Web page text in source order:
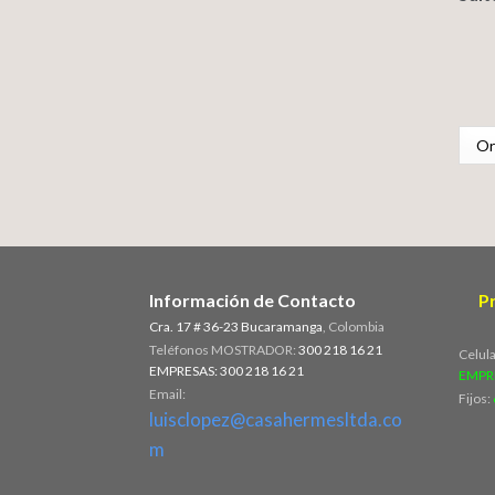
Información de Contacto
Cra. 17 # 36-23 Bucaramanga, Colombia
Teléfonos MOSTRADOR: 300 218 16 21
EMPRESAS: 300 218 16 21
Email:
luisclopez@casahermesltda.co
m
Fijos: